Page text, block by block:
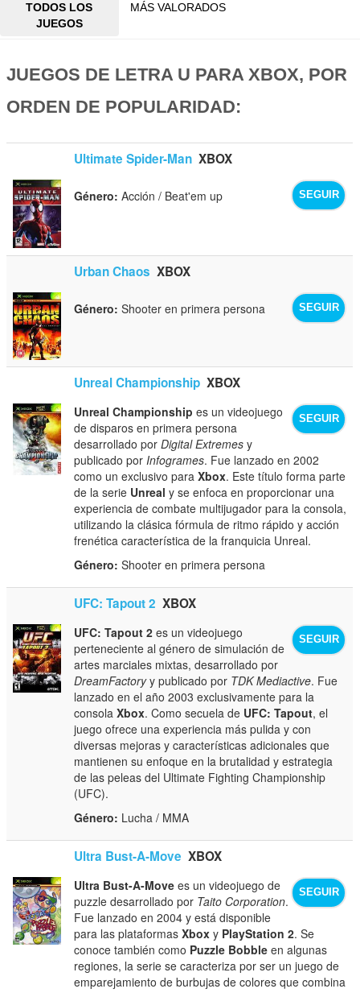
TODOS LOS
JUEGOS
MÁS VALORADOS
JUEGOS DE LETRA U PARA XBOX, POR
ORDEN DE POPULARIDAD:
Ultimate Spider-Man XBOX
SEGUIR
Género: Acción / Beat'em up
Urban Chaos XBOX
SEGUIR
Género: Shooter en primera persona
Unreal Championship XBOX
SEGUIR
Unreal Championship es un videojuego
de disparos en primera persona
desarrollado porDigital Extremes y
publicado por Infogrames. Fue lanzado en 2002
como un exclusivo paraXbox. Este título forma parte
de la serie Unreal y se enfoca en proporcionar una
experiencia de combate multijugador para la consola,
utilizando la clásica fórmula de ritmo rápido y acción
frenética característica de la franquicia Unreal.
Género: Shooter en primera persona
UFC: Tapout 2 XBOX
SEGUIR
UFC: Tapout 2 es un videojuego
perteneciente al género de simulación de
artes marciales mixtas, desarrollado por
DreamFactoryy publicado por TDK Mediactive. Fue
lanzado en el año 2003 exclusivamente para la
consolaXbox. Como secuela de UFC: Tapout, el
juego ofrece una experiencia más pulida y con
diversas mejoras y características adicionales que
mantienen su enfoque en la brutalidad y estrategia
de las peleas del Ultimate Fighting Championship
(UFC).
Género: Lucha / MMA
Ultra Bust-A-Move XBOX
SEGUIR
Ultra Bust-A-Move es un videojuego de
puzzle desarrollado por Taito Corporation.
Fue lanzado en 2004 y está disponible
para las plataformasXbox y PlayStation 2. Se
conoce también como Puzzle Bobble en algunas
regiones, la serie se caracteriza por ser un juego de
emparejamiento de burbujas de colores que combina